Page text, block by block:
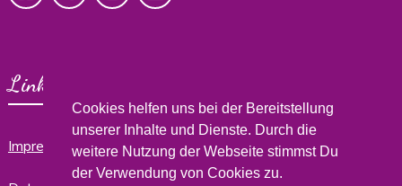
Cookies helfen uns bei der Bereitstellung
unserer Inhalte und Dienste. Durch die
weitere Nutzung der Webseite stimmst Du
der Verwendung von Cookies zu.
Links
Impressum